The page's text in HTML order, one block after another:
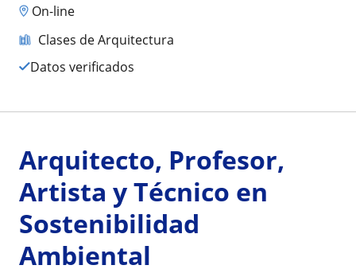
On-line
Clases de Arquitectura
Datos verificados
Arquitecto, Profesor,
Artista y Técnico en
Sostenibilidad
Ambiental